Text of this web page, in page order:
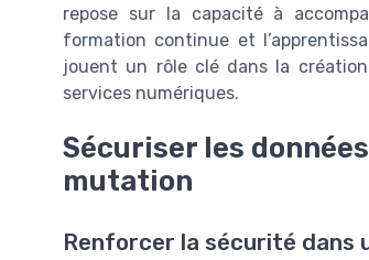
repose sur la capacité à
formation continue et
jouent un rôle clé dans la
services numériques.
Sécuriser les
mutation
Renforcer la sécurité